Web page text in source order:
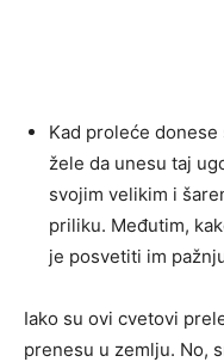
Kad proleće
žele da unesu taj
svojim velikim i
priliku. Međutim,
je posvetiti im
Iako su ovi cvetovi
prenesu u zemlju. No,